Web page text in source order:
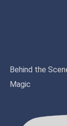
Behind the
Magic